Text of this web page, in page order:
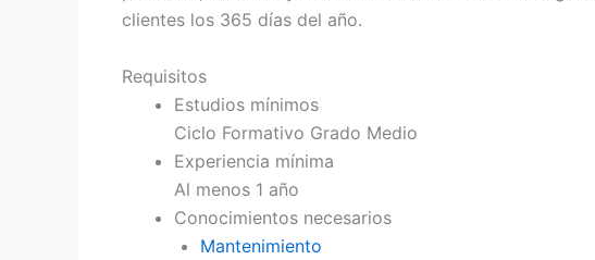
clientes los 365 días del año.
Requisitos
Estudios mínimos
Ciclo Formativo Grado Medio
Experiencia mínima
Al menos 1 año
Conocimientos necesarios
Mantenimiento